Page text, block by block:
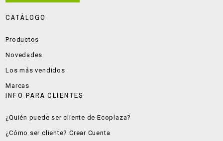
CATÁLOGO
Productos
Novedades
Los más vendidos
Marcas
INFO PARA CLIENTES
¿Quién puede ser cliente de Ecoplaza?
¿Cómo ser cliente? Crear Cuenta